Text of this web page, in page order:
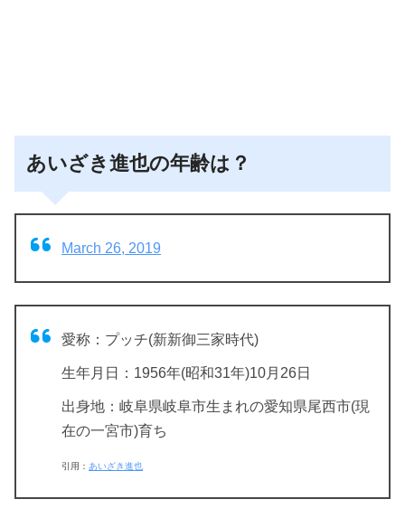
あいざき進也の年齢は？
March 26, 2019
愛称：プッチ(新新御三家時代)
生年月日：1956年(昭和31年)10月26日
出身地：岐阜県岐阜市生まれの愛知県尾西市(現
在の一宮市)育ち
引用： あいざき進也